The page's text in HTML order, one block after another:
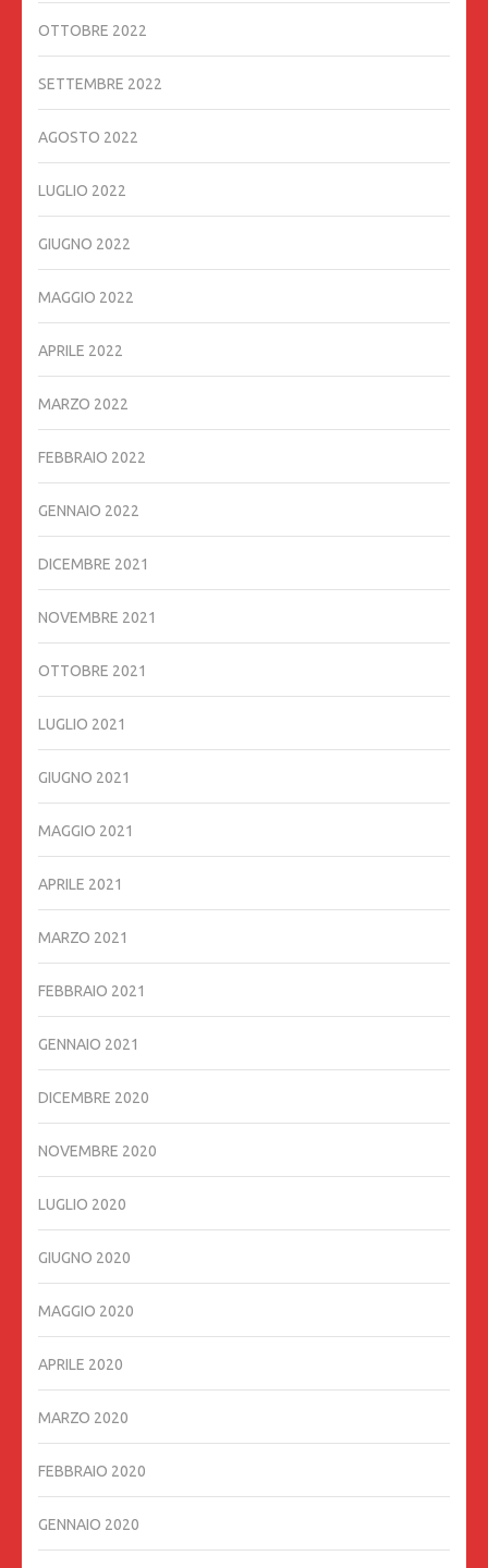
OTTOBRE 2022
SETTEMBRE 2022
AGOSTO 2022
LUGLIO 2022
GIUGNO 2022
MAGGIO 2022
APRILE 2022
MARZO 2022
FEBBRAIO 2022
GENNAIO 2022
DICEMBRE 2021
NOVEMBRE 2021
OTTOBRE 2021
LUGLIO 2021
GIUGNO 2021
MAGGIO 2021
APRILE 2021
MARZO 2021
FEBBRAIO 2021
GENNAIO 2021
DICEMBRE 2020
NOVEMBRE 2020
LUGLIO 2020
GIUGNO 2020
MAGGIO 2020
APRILE 2020
MARZO 2020
FEBBRAIO 2020
GENNAIO 2020